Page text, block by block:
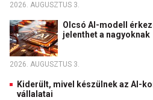
2026. AUGUSZTUS 3.
Olcsó AI-modell
jelenthet a nagyoknak
2026. AUGUSZTUS 3.
Kiderült, mivel készülnek az AI-
vállalatai